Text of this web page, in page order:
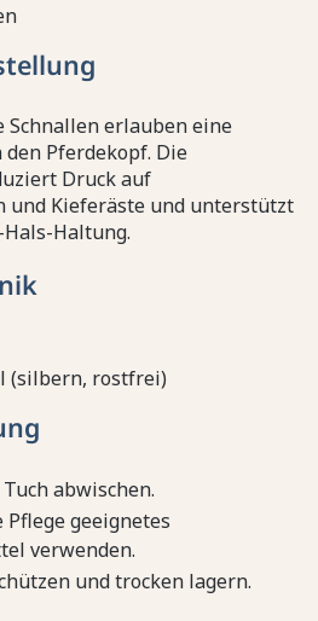
erlauben eine
Pferdekopf. Die
Druck auf
und Kieferäste und unterstützt
Haltung.
(silbern, rostfrei)
abwischen.
geeignetes
verwenden.
und trocken lagern.